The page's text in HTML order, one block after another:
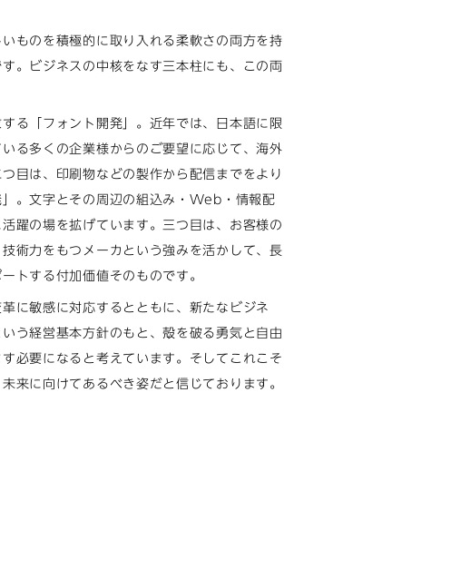
ものを積極的に取り入れる柔軟さの両方を持
。ビジネスの中核をなす三本柱にも、この両
る「フォント開発」。近年では、日本語に限
る多くの企業様からのご要望に応じて、海外
目は、印刷物などの製作から配信までをより
。文字とその周辺の組込み・Web・情報配
躍の場を拡げています。三つ目は、お客様の
術力をもつメーカという強みを活かして、長
トする付加価値そのものです。
に敏感に対応するとともに、新たなビジネ
う経営基本方針のもと、殻を破る勇気と自由
必要になると考えています。そしてこれこそ
来に向けてあるべき姿だと信じております。